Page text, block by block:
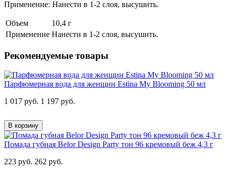
Применение: Нанести в 1-2 слоя, высушить.
Объем
10,4 г
Применение Нанести в 1-2 слоя, высушить.
Рекомендуемые товары
Парфюмерная вода для женщин Estina My Blooming 50 мл
1 017 руб. 1 197 руб.
В корзину
Помада губная Belor Design Party тон 96 кремовый беж 4,3 г
223 руб. 262 руб.